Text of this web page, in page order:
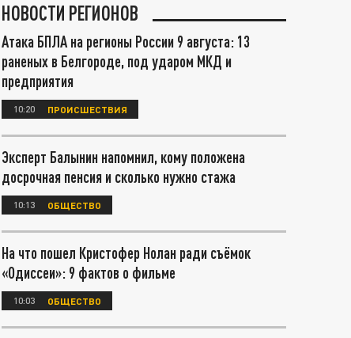
НОВОСТИ РЕГИОНОВ
Атака БПЛА на регионы России 9 августа: 13
раненых в Белгороде, под ударом МКД и
предприятия
10:20 ПРОИСШЕСТВИЯ
Эксперт Балынин напомнил, кому положена
досрочная пенсия и сколько нужно стажа
10:13 ОБЩЕСТВО
На что пошел Кристофер Нолан ради съёмок
«Одиссеи»: 9 фактов о фильме
10:03 ОБЩЕСТВО